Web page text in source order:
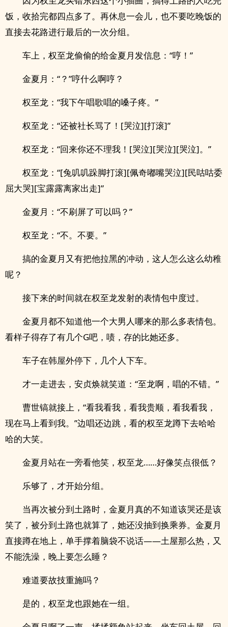
饭，收拾完都四点多了。再休息一会儿，也不要吃晚饭的
直接去花路进行最后的一次分组。
车上，权至龙偷偷的给金夏月发信息：“哼！”
金夏月：“？”哼什么啊哼？
权至龙：“我下午唱歌唱的嗓子疼。”
权至龙：“还被社长骂了！[哭泣][打滚]”
权至龙：“回来你还不理我！[哭泣][哭泣][哭泣]。”
权至龙：“[兔叽叽跺脚打滚][佩奇嘟嘴哭泣][民咕咕委
屈大哭][宝露露离家出走]”
金夏月：“不刷屏了可以吗？”
权至龙：“不。不要。”
搞的金夏月又有把他拉黑的冲动，这人怎么这么幼稚
呢？
接下来的时间就在权至龙发射的表情包中度过。
金夏月都不知道他一个大男人哪来的那么多表情包。
看样子得存了有几个G吧，啧，存的比她还多。
车子在韩屋外停下，几个人下车。
才一走进去，安贞焕就笑道：“至龙啊，唱的不错。”
曹世镐就接上，“看我看我，看我贵顺，看我看我，
现在马上看到我。”边唱还边跳，看的权至龙蹲下去哈哈
哈的大笑。
金夏月站在一旁看他笑，权至龙……好像笑点很低？
乐够了，才开始分组。
当再次被分到土路时，金夏月真的不知道该哭还是该
笑了，被分到土路也就算了，她还没抽到换乘券。金夏月
直接蹲在地上，单手撑着脑袋不说话——土屋那么热，又
不能洗澡，晚上要怎么睡？
难道要故技重施吗？
是的，权至龙也跟她在一组。